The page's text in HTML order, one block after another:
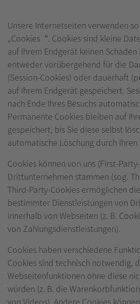
Unsere Internetseiten verwenden
„Cookies“. Cookies sind kleine
auf Ihrem Endgerät keinen Schaden
entweder vorübergehend für die
(Session-Cookies) oder dauerhaft
auf Ihrem Endgerät gespeichert.
nach Ende Ihres Besuchs
Permanente Cookies bleiben auf
gespeichert, bis Sie diese selbst
automatische Löschung durch
Cookies können von uns (First-
Drittunternehmen stammen (sog.
Third-Party-Cookies ermöglichen
bestimmter Dienstleistungen von
innerhalb von Webseiten (z. B.
von Zahlungsdienstleistungen).
Cookies haben verschiedene
Cookies sind technisch notwendig,
Webseitenfunktionen ohne diese
würden (z. B. die
von Videos). Andere Cookies